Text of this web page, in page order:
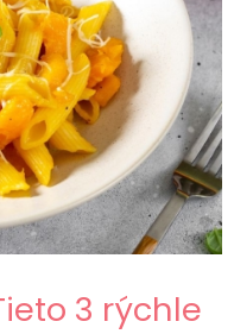
3 rýchle